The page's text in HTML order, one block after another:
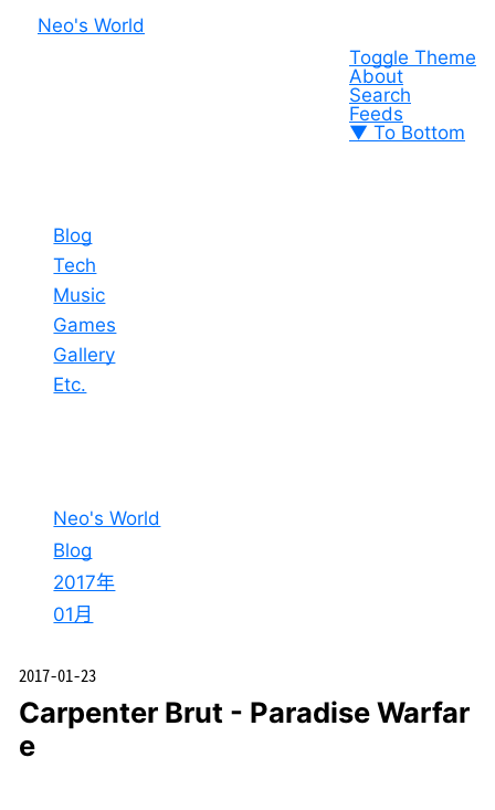
Neo's World
Toggle Theme
About
Search
Feeds
▼ To Bottom
Blog
Tech
Music
Games
Gallery
Etc.
Neo's World
Blog
2017年
01月
2017-01-23
Carpenter Brut - Paradise Warfar
e